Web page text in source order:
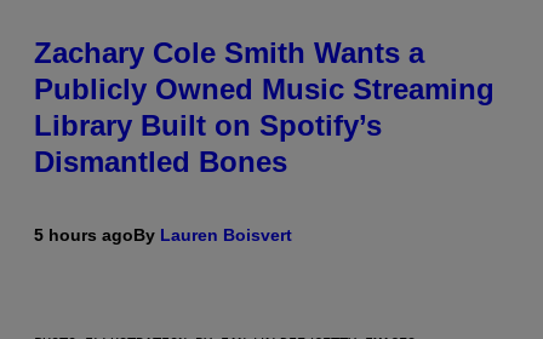
Zachary Cole Smith Wants a
Publicly Owned Music Streaming
Library Built on Spotify’s
Dismantled Bones
5 hours agoBy Lauren Boisvert